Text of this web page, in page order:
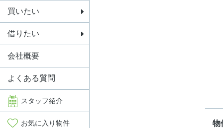
買いたい
借りたい
会社概要
よくある質問
スタッフ紹介
お気に入り物件 物